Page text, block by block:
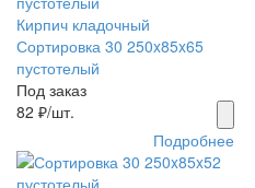
Кирпич кладочный
Сортировка 30 250x85x65
пустотелый
Под заказ
82 ₽/шт.
Подробнее